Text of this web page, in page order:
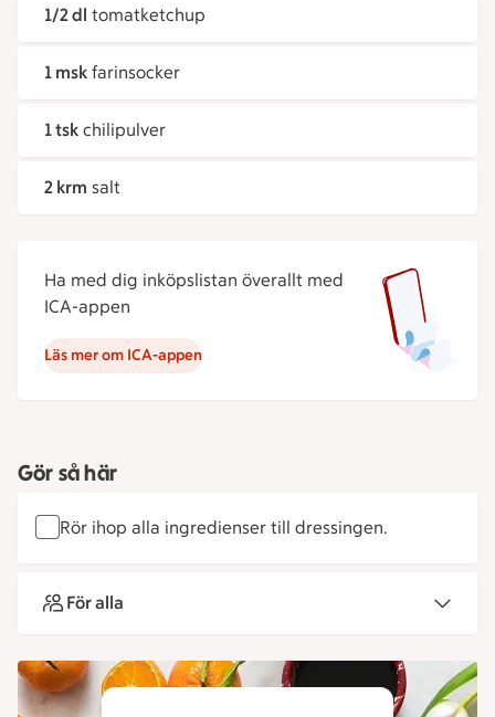
1/2 dl tomatketchup
1 msk farinsocker
1 tsk chilipulver
2 krm salt
Ha med dig inköpslistan överallt med
ICA-appen
Läs mer om ICA-appen
Gör så här
Rör ihop alla ingredienser till dressingen.
För alla